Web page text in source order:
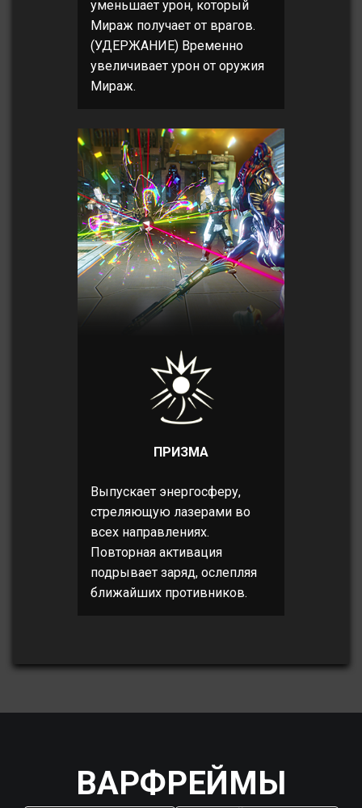
уменьшает урон, который
Мираж получает от врагов.
(УДЕРЖАНИЕ) Временно
увеличивает урон от оружия
Мираж.
ПРИЗМА
Выпускает энергосферу,
стреляющую лазерами во
всех направлениях.
Повторная активация
подрывает заряд, ослепляя
ближайших противников.
ВАРФРЕЙМЫ